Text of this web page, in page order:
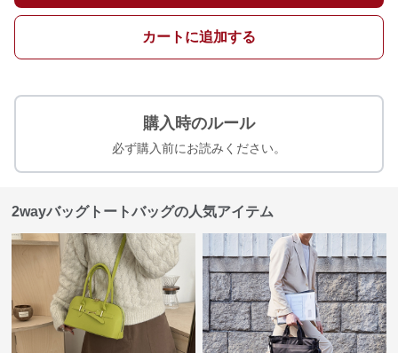
カートに追加する
購入時のルール
必ず購入前にお読みください。
2wayバッグトートバッグの人気アイテム